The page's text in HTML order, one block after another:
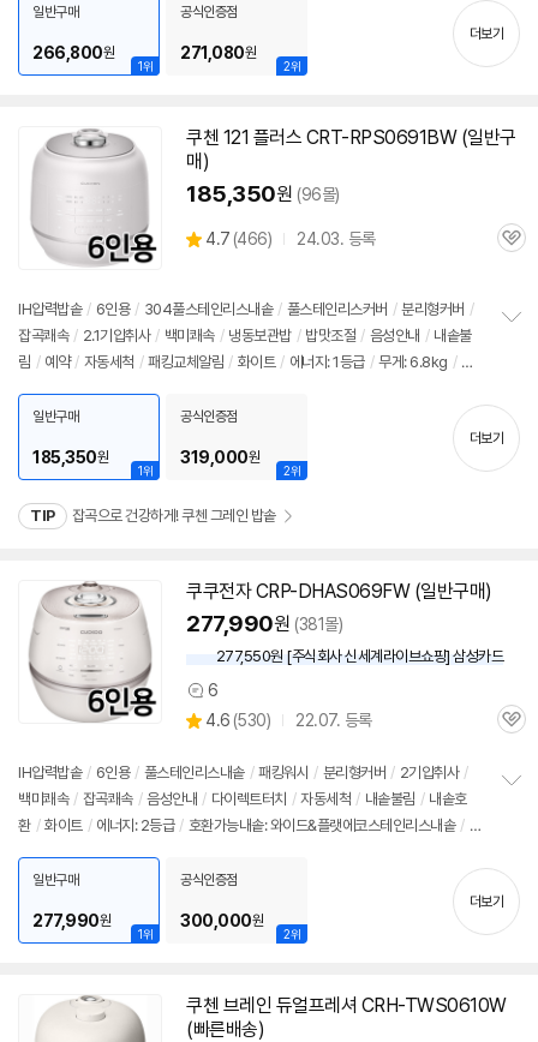
(가로x세로x깊이): 269x265x392mm
기
1위
일반구매
266,800원
2위
공식인증점
271,080원
더보기
쿠첸 121 플러스 CRT-RPS0691BW (일반구
매)
185,350원 (96몰)
별
4.7 (상
뷰
466) 24.03. 등록
관
IH압력밥솥 / 6인용 / 304풀스테인리스내솥 / 풀스테인리스커버 / 분리형커버 /
잡곡쾌속 / 2.1기압취사 / 백미쾌속 / 냉동보관밥 / 밥맛조절 / 음성안내 / 내솥불
림 / 예약 / 자동세척 / 패킹교체알림 / 화이트 / 에너지: 1등급 / 무게: 6.8kg / 크
기
1위
일반구매
185,350원
2위
공식인증점
319,000원
더보기
TIP 잡곡으로 건강하게! 쿠첸 그레인 밥솥
쿠쿠전자 CRP-DHAS069FW (일반구매)
277,990원 (381몰)
277,550원 [주식회사 신세계라이브쇼핑] 삼성카드
상
품
견
6
별
4.6 (상
리
뷰
530) 22.07. 등록
관
IH압력밥솥 / 6인용 / 풀스테인리스내솥 / 패킹워시 / 분리형커버 / 2기압취사 /
백미쾌속 / 잡곡쾌속 / 음성안내 / 다이렉트터치 / 자동세척 / 내솥불림 / 내솥호
환 / 화이트 / 에너지: 2등급 / 호환가능내솥: 와이드&플랫에코스테인리스내솥 / 크
기
1위
일반구매
277,990원
2위
공식인증점
300,000원
더보기
쿠첸 브레인 듀얼프레셔 CRH-TWS0610W
(빠른배송)